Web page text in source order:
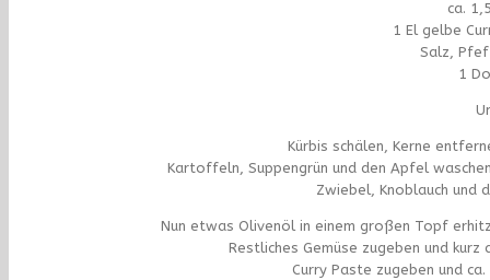
ca.
1 El gelbe
Salz,
1
Kürbis schälen, Kerne
Kartoffeln, Suppengrün und den Apfel
Zwiebel, Knoblauch und
Nun etwas Olivenöl in einem großen Topf
Restliches Gemüse zugeben und
Curry Paste zugeben und